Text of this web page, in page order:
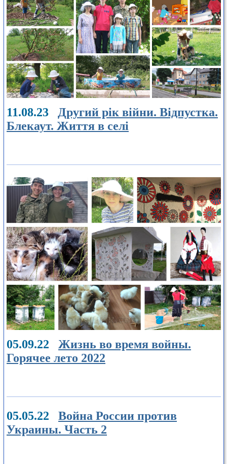
11.08.23 Другий рік війни. Відпустка.
Блекаут. Життя в селі
05.09.22 Жизнь во время войны.
Горячее лето 2022
05.05.22 Война России против
Украины. Часть 2